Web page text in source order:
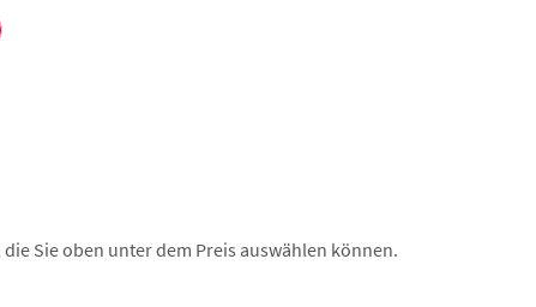
Sie oben unter dem Preis auswählen können.